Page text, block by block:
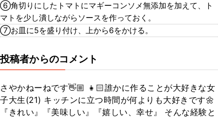
⑥角切りにしたトマトにマギーコンソメ無添加を加えて、ト
マトを少し潰しながらソースを作っておく。
⑦お皿に5を盛り付け、上から6をかける。
投稿者からのコメント
さやかねーねです👋🏼 👧🏻誰かに作ることが大好きな女
子大生(21) キッチンに立つ時間が何よりも大好きです🌼
『きれい』『美味しい』『嬉しい、幸せ』 そんな経験と